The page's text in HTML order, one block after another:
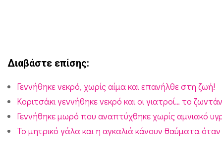
ν
ή
Διαβάστε επίσης:
Γεννήθηκε νεκρό, χωρίς αίμα και επανήλθε στη ζωή!
Κοριτσάκι γεννήθηκε νεκρό και οι γιατροί… το
Γεννήθηκε μωρό που αναπτύχθηκε χωρίς αμνιακό
Το μητρικό γάλα και η αγκαλιά κάνουν θαύματα